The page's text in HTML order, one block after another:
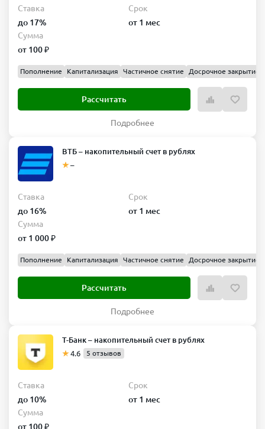
Ставка
до 17%
Срок
от 1 мес
Сумма
от 100 ₽
Пополнение Капитализация Частичное снятие Досрочное закрытие
Рассчитать
Подробнее
ВТБ – накопительный счет в рублях
–
Ставка
до 16%
Срок
от 1 мес
Сумма
от 1 000 ₽
Пополнение Капитализация Частичное снятие Досрочное закрытие
Рассчитать
Подробнее
Т-Банк – накопительный счет в рублях
4.6
5 отзывов
Ставка
до 10%
Срок
от 1 мес
Сумма
от 100 ₽